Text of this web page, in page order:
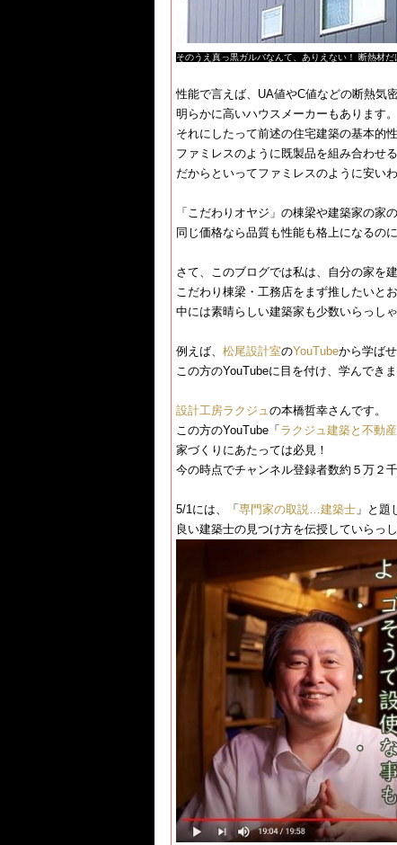
そのうえ真っ黒ガルバなんて、ありえない！ 断熱材
性能で言えば、UA値やC値などの断熱気
明らかに高いハウスメーカーもあります。
それにしたって前述の住宅建築の基本的
ファミレスのように既製品を組み合わせ
だからといってファミレスのように安いわ
「こだわりオヤジ」の棟梁や建築家の家
同じ価格なら品質も性能も格上になるのに
さて、このブログでは私は、自分の家を
こだわり棟梁・工務店をまず推したいと
中には素晴らしい建築家も少数いらっしゃ
例えば、​松尾設計室​の​YouTubeから学ば
この方のYouTubeに目を付け、学んできま
設計工房ラクジュ​の本橋哲幸さんです。
この方のYouTube「​ ラクジュ建築と不動産
家づくりにあたっては必見！
今の時点でチャンネル登録者数約５万２
5/1には、「​専門家の取説…建築士 」と題
良い建築士の見つけ方を伝授していらっ